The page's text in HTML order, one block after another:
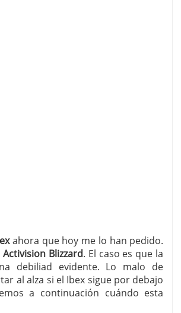
no hay que perderlas de vista
por sus dividendos constantes
para tus inversiones
ahora que hoy me lo han pedido.
Activision Blizzard. El caso es que la
debiliad evidente. Lo malo de
al alza si el Ibex sigue por debajo
a continuación cuándo esta